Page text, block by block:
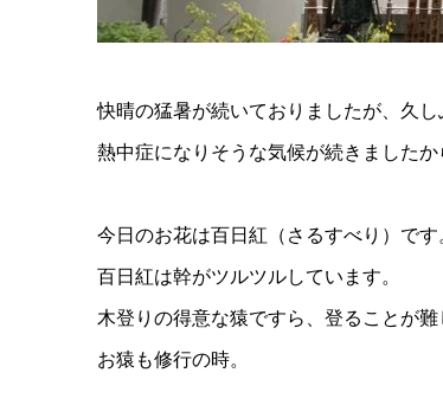
快晴の猛暑が続いておりましたが、久し
熱中症になりそうな気候が続きました
今日のお花は百日紅（さるすべり）です
百日紅は幹がツルツルしています。
木登りの得意な猿ですら、登ることが難
お猿も修行の時。